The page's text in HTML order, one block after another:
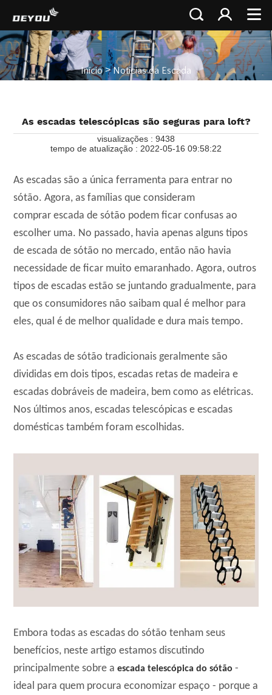
Início>Notícias da Escada
As escadas telescópicas são seguras para loft?
visualizações : 9438
tempo de atualização : 2022-05-16 09:58:22
As escadas são a única ferramenta para entrar no
sótão. Agora, as famílias que consideram
comprar escada de sótão podem ficar confusas ao
escolher uma. No passado, havia apenas alguns tipos
de escada de sótão no mercado, então não havia
necessidade de ficar muito emaranhado. Agora, outros
tipos de escadas estão se juntando gradualmente, para
que os consumidores não saibam qual é melhor para
eles, qual é de melhor qualidade e dura mais tempo.
As escadas de sótão tradicionais geralmente são
divididas em dois tipos, escadas retas de madeira e
escadas dobráveis de madeira, bem como as elétricas.
Nos últimos anos, escadas telescópicas e escadas
domésticas também foram escolhidas.
Embora todas as escadas do sótão tenham seus
benefícios, neste artigo estamos discutindo
principalmente sobre aescada telescópica do sótão -
ideal para quem procura economizar espaço - porque a